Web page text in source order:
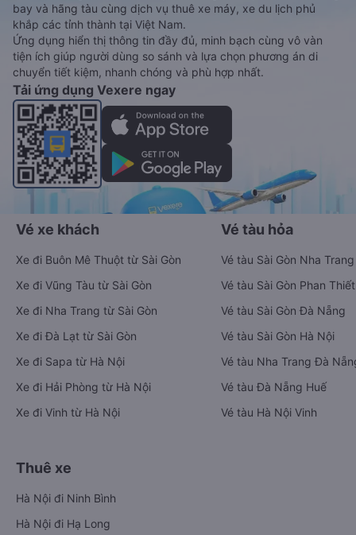
bay và hãng tàu cùng dịch vụ thuê xe máy, xe du lịch phủ
khắp các tỉnh thành tại Việt Nam.
Ứng dụng hiển thị thông tin đầy đủ, minh bạch cùng vô vàn
tiện ích giúp người dùng so sánh và lựa chọn phương án di
chuyển tiết kiệm, nhanh chóng và phù hợp nhất.
Tải ứng dụng Vexere ngay
Vé xe khách
Xe đi Buôn Mê Thuột từ Sài Gòn
Xe đi Vũng Tàu từ Sài Gòn
Xe đi Nha Trang từ Sài Gòn
Xe đi Đà Lạt từ Sài Gòn
Xe đi Sapa từ Hà Nội
Xe đi Hải Phòng từ Hà Nội
Xe đi Vinh từ Hà Nội
Vé tàu hỏa
Vé tàu Sài Gòn Nha Trang
Vé tàu Sài Gòn Phan Thiết
Vé tàu Sài Gòn Đà Nẵng
Vé tàu Sài Gòn Hà Nội
Vé tàu Nha Trang Đà
Vé tàu Đà Nẵng Huế
Vé tàu Hà Nội Vinh
Thuê xe
Hà Nội đi Ninh Bình
Hà Nội đi Hạ Long